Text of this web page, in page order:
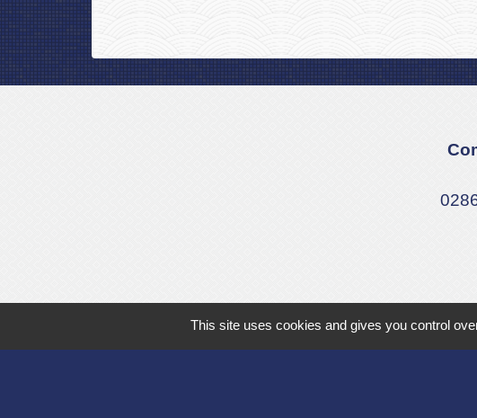
This site uses cookies and gives you control